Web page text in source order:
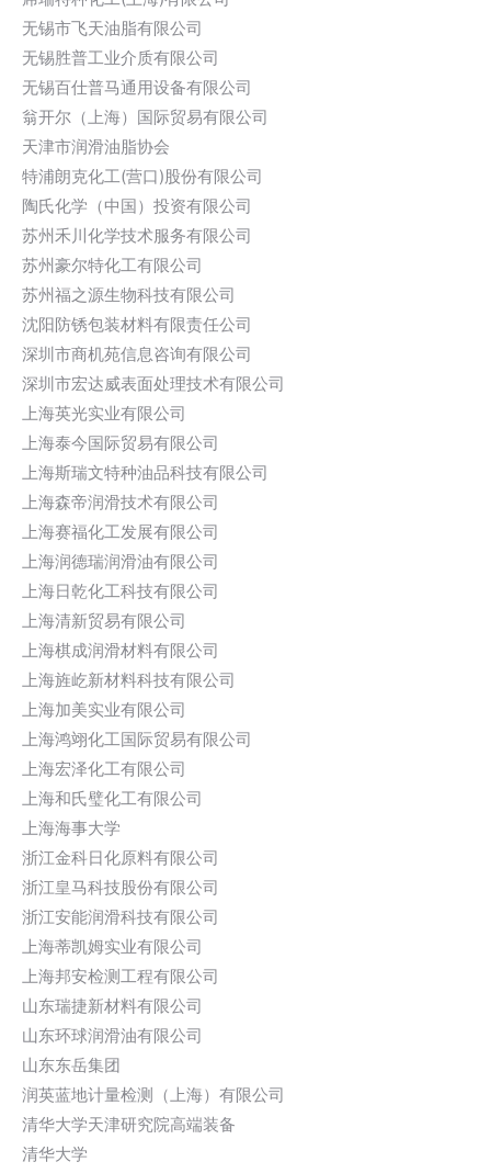
无锡市飞天油脂有限公司
无锡胜普工业介质有限公司
无锡百仕普马通用设备有限公司
翁开尔（上海）国际贸易有限公司
天津市润滑油脂协会
特浦朗克化工(营口)股份有限公司
陶氏化学（中国）投资有限公司
苏州禾川化学技术服务有限公司
苏州豪尔特化工有限公司
苏州福之源生物科技有限公司
沈阳防锈包装材料有限责任公司
深圳市商机苑信息咨询有限公司
深圳市宏达威表面处理技术有限公司
上海英光实业有限公司
上海泰今国际贸易有限公司
上海斯瑞文特种油品科技有限公司
上海森帝润滑技术有限公司
上海赛福化工发展有限公司
上海润德瑞润滑油有限公司
上海日乾化工科技有限公司
上海清新贸易有限公司
上海棋成润滑材料有限公司
上海旌屹新材料科技有限公司
上海加美实业有限公司
上海鸿翊化工国际贸易有限公司
上海宏泽化工有限公司
上海和氏璧化工有限公司
上海海事大学
浙江金科日化原料有限公司
浙江皇马科技股份有限公司
浙江安能润滑科技有限公司
上海蒂凯姆实业有限公司
上海邦安检测工程有限公司
山东瑞捷新材料有限公司
山东环球润滑油有限公司
山东东岳集团
润英蓝地计量检测（上海）有限公司
清华大学天津研究院高端装备
清华大学